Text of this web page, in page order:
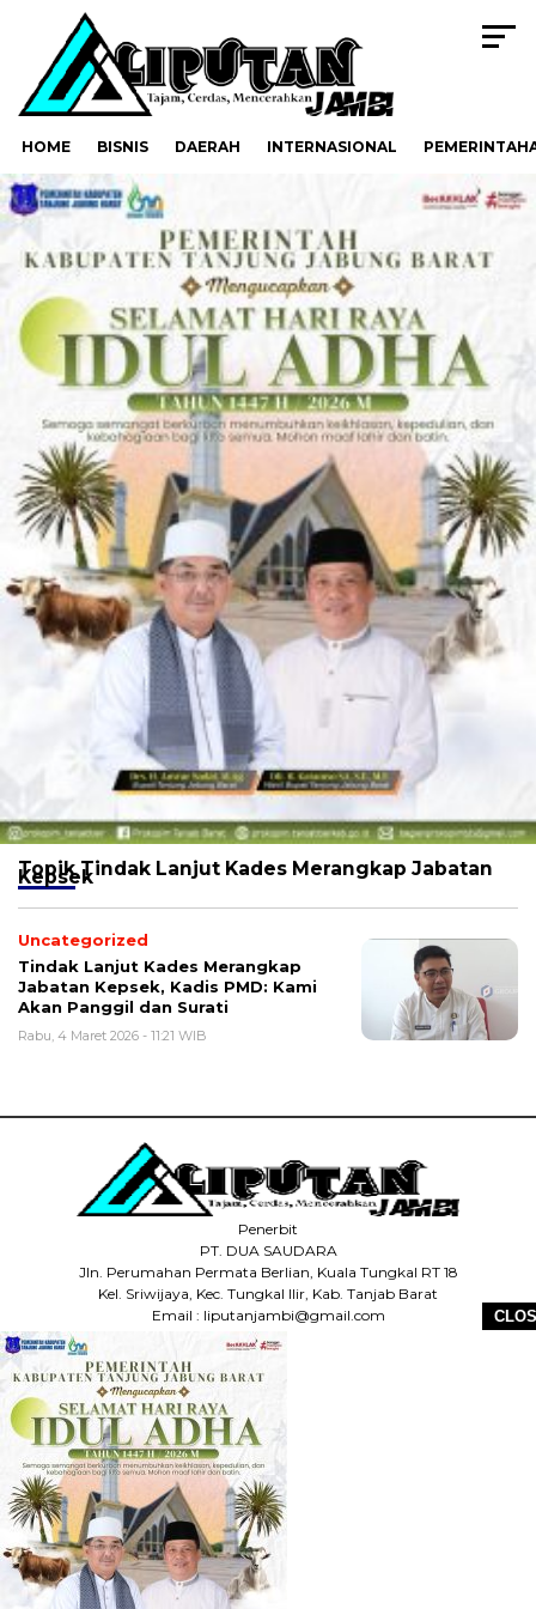
HOME BISNIS DAERAH INTERNASIONAL
Topik Tindak Lanjut Kades Merangkap Jabatan
Kepsek
Uncategorized
Tindak Lanjut Kades Merangkap
Jabatan Kepsek, Kadis PMD: Kami
Akan Panggil dan Surati
Rabu, 4 Maret 2026 - 11:21 WIB
Penerbit
PT. DUA SAUDARA
Jln. Perumahan Permata Berlian, Kuala Tungkal RT 18
Kel. Sriwijaya, Kec. Tungkal Ilir, Kab. Tanjab Barat
Email : liputanjambi@gmail.com
HP +62 831-5083-5655
HOME REDAKSI
PEDOMAN MEDIA SIBER
DISCLAIMER
INFO IKLAN
COPYRIGHT © 2026 LIPUTANJAMBI.ID - ALL RIGHTS RESERVED